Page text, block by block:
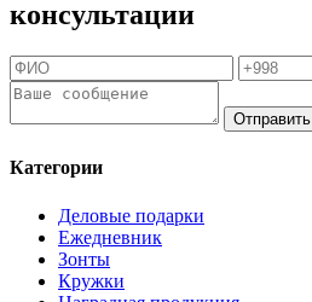
консультации
Отправить
Категории
Деловые подарки
Ежедневник
Зонты
Кружки